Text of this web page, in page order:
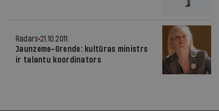
Radars 21.10.2011.
Jaunzeme-Grende: kultūras ministrs
ir talantu koordinators